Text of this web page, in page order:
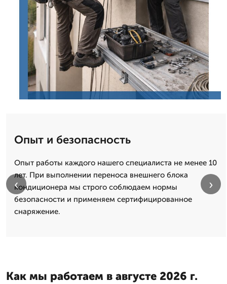
Опыт и безопасность
Опыт работы каждого нашего специалиста не менее 10
лет. При выполнении переноса внешнего блока
кондиционера мы строго соблюдаем нормы
безопасности и применяем сертифицированное
снаряжение.
‹ ›
Как мы работаем в августе 2026 г.